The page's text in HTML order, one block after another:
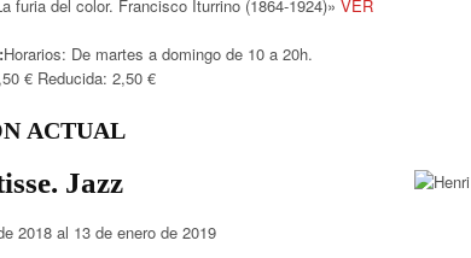
furia del color. Francisco Iturrino (1864-1924)» VER
Horarios: De martes a domingo de 10 a 20h.
€ Reducida: 2,50 €
ACTUAL
Jazz
2018 al 13 de enero de 2019